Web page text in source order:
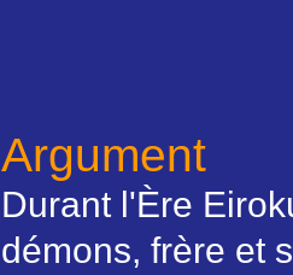
Argument
Durant l'Ère
démons, frère et